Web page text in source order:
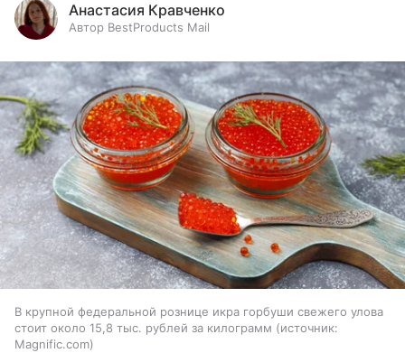
Анастасия Кравченко
Автор BestProducts Mail
В крупной федеральной рознице икра горбуши свежего улова
стоит около 15,8 тыс. рублей за килограмм
источник:
Magnific.com